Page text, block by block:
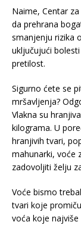
Naime, Centar
da prehrana
smanjenju rizika
uključujući
pretilost.
Sigurno ćete se
mršavljenja?
Vlakna su
kilograma. U
hranjivih tvari,
mahunarki, voće
zadovoljiti želju
Voće bismo
tvari koje
voća koje